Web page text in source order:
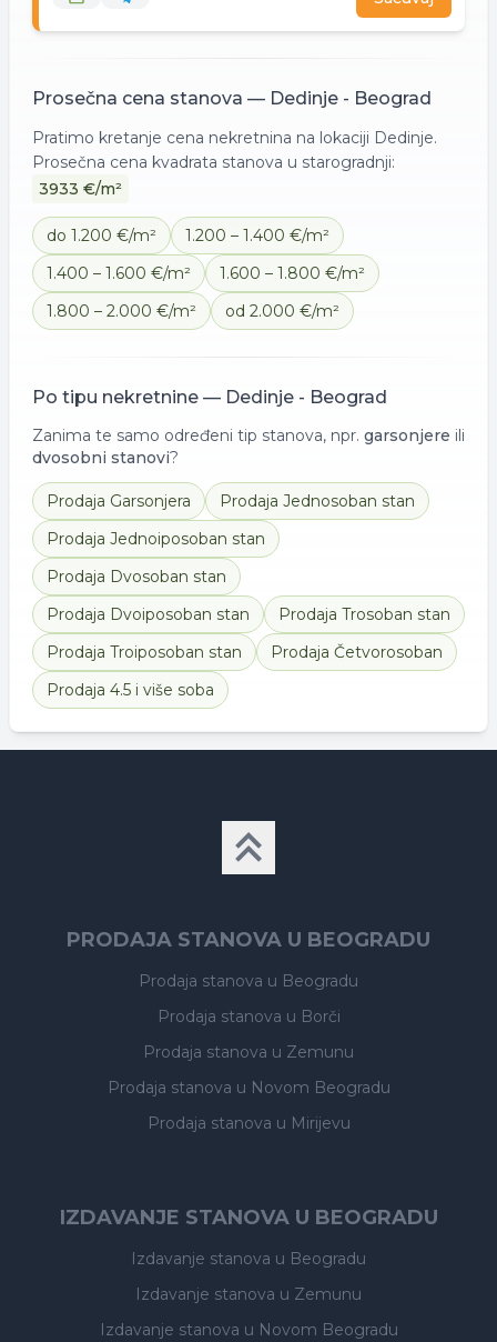
Prosečna cena stanova — Dedinje - Beograd
Pratimo kretanje cena nekretnina na lokaciji Dedinje.
Prosečna cena kvadrata stanova u starogradnji:
3933 €/m²
do 1.200 €/m²
1.200 – 1.400 €/m²
1.400 – 1.600 €/m²
1.600 – 1.800 €/m²
1.800 – 2.000 €/m²
od 2.000 €/m²
Po tipu nekretnine — Dedinje - Beograd
Zanima te samo određeni tip stanova, npr. garsonjere ili
dvosobni stanovi?
Prodaja Garsonjera Prodaja Jednosoban stan
Prodaja Jednoiposoban stan
Prodaja Dvosoban stan
Prodaja Dvoiposoban stan Prodaja Trosoban stan
Prodaja Troiposoban stan Prodaja Četvorosoban
Prodaja 4.5 i više soba
PRODAJA STANOVA U BEOGRADU
Prodaja stanova u Beogradu
Prodaja stanova u Borči
Prodaja stanova u Zemunu
Prodaja stanova u Novom Beogradu
Prodaja stanova u Mirijevu
IZDAVANJE STANOVA U BEOGRADU
Izdavanje stanova u Beogradu
Izdavanje stanova u Zemunu
Izdavanje stanova u Novom Beogradu